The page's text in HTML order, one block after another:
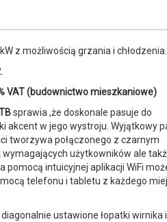
z możliwością grzania i chłodzenia.
VAT (budownictwo mieszkaniowe)
sprawia ,że doskonale pasuje do
akcent w jego wystroju. Wyjątkowy
tworzywa połączonego z czarnym
użytkowników ale
pomocą intuicyjnej aplikacji WiFi
telefonu i tabletu z każdego
ustawione łopatki wirnika i